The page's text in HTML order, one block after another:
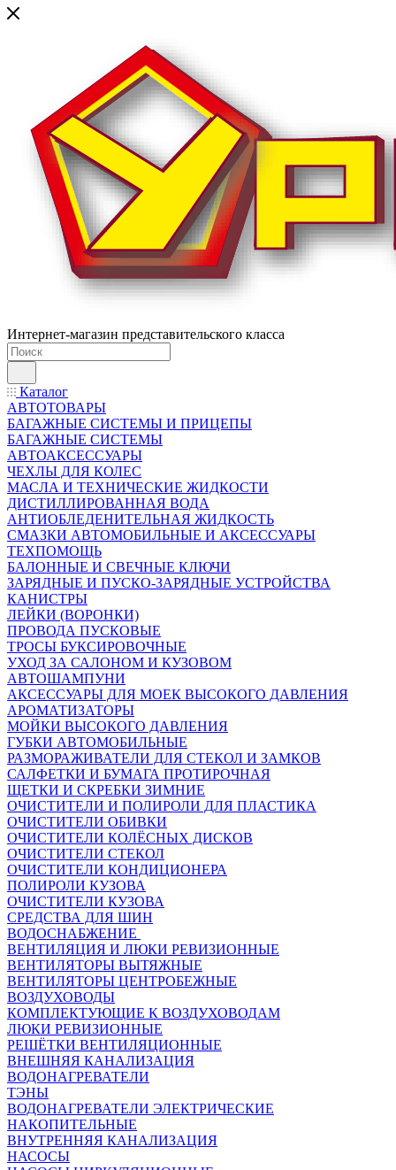
Интернет-магазин представительского класса
Каталог
АВТОТОВАРЫ
БАГАЖНЫЕ СИСТЕМЫ И ПРИЦЕПЫ
БАГАЖНЫЕ СИСТЕМЫ
АВТОАКСЕССУАРЫ
ЧЕХЛЫ ДЛЯ КОЛЕС
МАСЛА И ТЕХНИЧЕСКИЕ ЖИДКОСТИ
ДИСТИЛЛИРОВАННАЯ ВОДА
АНТИОБЛЕДЕНИТЕЛЬНАЯ ЖИДКОСТЬ
СМАЗКИ АВТОМОБИЛЬНЫЕ И АКСЕССУАРЫ
ТЕХПОМОЩЬ
БАЛОННЫЕ И СВЕЧНЫЕ КЛЮЧИ
ЗАРЯДНЫЕ И ПУСКО-ЗАРЯДНЫЕ УСТРОЙСТВА
КАНИСТРЫ
ЛЕЙКИ (ВОРОНКИ)
ПРОВОДА ПУСКОВЫЕ
ТРОСЫ БУКСИРОВОЧНЫЕ
УХОД ЗА САЛОНОМ И КУЗОВОМ
АВТОШАМПУНИ
АКСЕССУАРЫ ДЛЯ МОЕК ВЫСОКОГО ДАВЛЕНИЯ
АРОМАТИЗАТОРЫ
МОЙКИ ВЫСОКОГО ДАВЛЕНИЯ
ГУБКИ АВТОМОБИЛЬНЫЕ
РАЗМОРАЖИВАТЕЛИ ДЛЯ СТЕКОЛ И ЗАМКОВ
САЛФЕТКИ И БУМАГА ПРОТИРОЧНАЯ
ЩЕТКИ И СКРЕБКИ ЗИМНИЕ
ОЧИСТИТЕЛИ И ПОЛИРОЛИ ДЛЯ ПЛАСТИКА
ОЧИСТИТЕЛИ ОБИВКИ
ОЧИСТИТЕЛИ КОЛЁСНЫХ ДИСКОВ
ОЧИСТИТЕЛИ СТЕКОЛ
ОЧИСТИТЕЛИ КОНДИЦИОНЕРА
ПОЛИРОЛИ КУЗОВА
ОЧИСТИТЕЛИ КУЗОВА
СРЕДСТВА ДЛЯ ШИН
ВОДОСНАБЖЕНИЕ
ВЕНТИЛЯЦИЯ И ЛЮКИ РЕВИЗИОННЫЕ
ВЕНТИЛЯТОРЫ ВЫТЯЖНЫЕ
ВЕНТИЛЯТОРЫ ЦЕНТРОБЕЖНЫЕ
ВОЗДУХОВОДЫ
КОМПЛЕКТУЮЩИЕ К ВОЗДУХОВОДАМ
ЛЮКИ РЕВИЗИОННЫЕ
РЕШЁТКИ ВЕНТИЛЯЦИОННЫЕ
ВНЕШНЯЯ КАНАЛИЗАЦИЯ
ВОДОНАГРЕВАТЕЛИ
ТЭНЫ
ВОДОНАГРЕВАТЕЛИ ЭЛЕКТРИЧЕСКИЕ
НАКОПИТЕЛЬНЫЕ
ВНУТРЕННЯЯ КАНАЛИЗАЦИЯ
НАСОСЫ